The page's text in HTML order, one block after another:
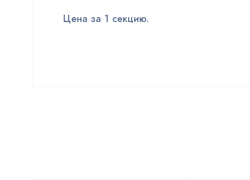
Цена за 1 секцию.